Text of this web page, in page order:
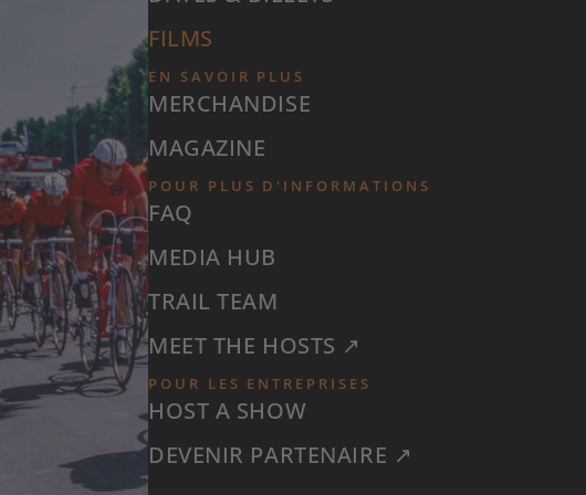
FILMS
EN SAVOIR PLUS
MERCHANDISE
MAGAZINE
POUR PLUS D'INFORMATIONS
FAQ
MEDIA HUB
TRAIL TEAM
MEET THE HOSTS ↗
POUR LES ENTREPRISES
HOST A SHOW
DEVENIR PARTENAIRE ↗